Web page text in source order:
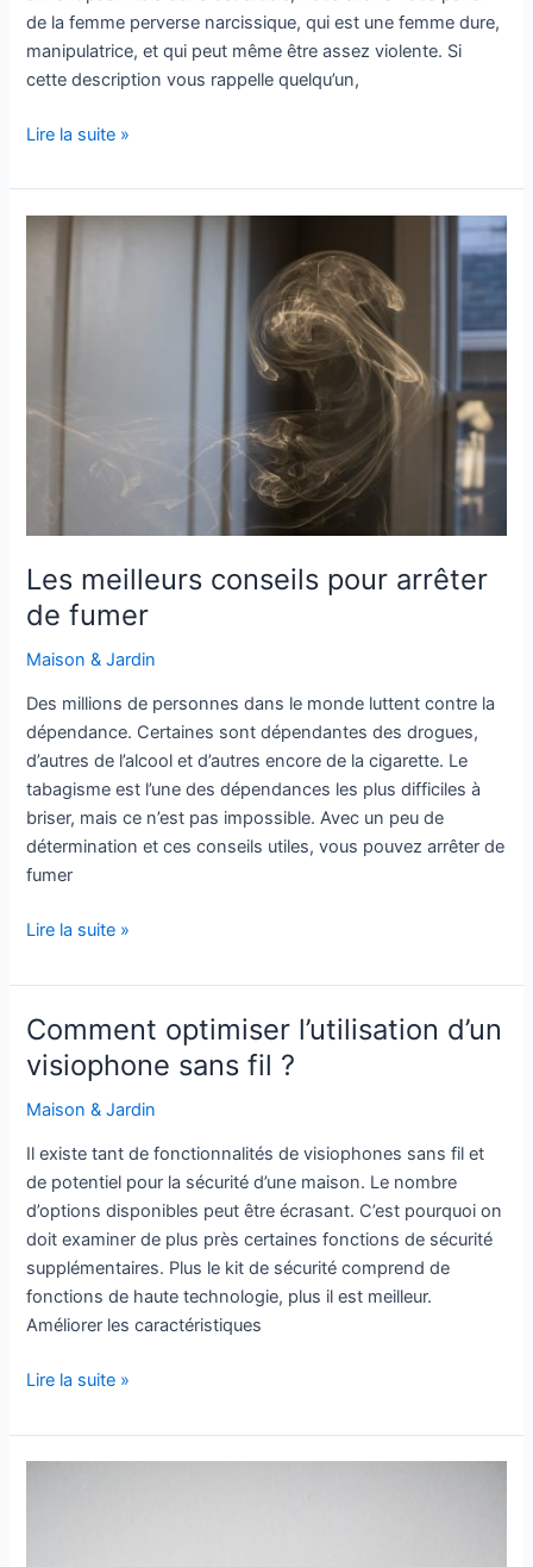
de la femme perverse narcissique, qui est une femme dure,
manipulatrice, et qui peut même être assez violente. Si
cette description vous rappelle quelqu’un,
Lire la suite »
Les meilleurs conseils pour arrêter
de fumer
Maison & Jardin
Des millions de personnes dans le monde luttent contre la
dépendance. Certaines sont dépendantes des drogues,
d’autres de l’alcool et d’autres encore de la cigarette. Le
tabagisme est l’une des dépendances les plus difficiles à
briser, mais ce n’est pas impossible. Avec un peu de
détermination et ces conseils utiles, vous pouvez arrêter de
fumer
Lire la suite »
Comment optimiser l’utilisation d’un
visiophone sans fil ?
Maison & Jardin
Il existe tant de fonctionnalités de visiophones sans fil et
de potentiel pour la sécurité d’une maison. Le nombre
d’options disponibles peut être écrasant. C’est pourquoi on
doit examiner de plus près certaines fonctions de sécurité
supplémentaires. Plus le kit de sécurité comprend de
fonctions de haute technologie, plus il est meilleur.
Améliorer les caractéristiques
Comment
optimiser
l’utilisation
d’un
sans
Lire la suite »